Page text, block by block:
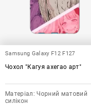
Samsung Galaxy F12 F127
Чохол "Кагуя ахегао арт"
Матеріал: Чорний матовий
силікон